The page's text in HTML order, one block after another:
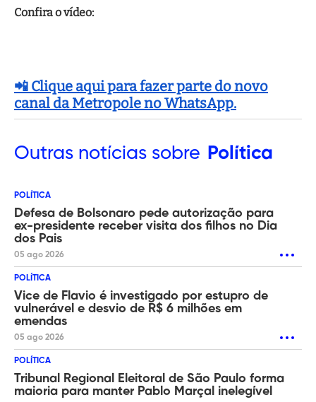
Confira o vídeo:
📲 Clique aqui para fazer parte do novo
canal da Metropole no WhatsApp.
Outras notícias sobre Política
POLÍTICA
Defesa de Bolsonaro pede autorização para
ex-presidente receber visita dos filhos no Dia
dos Pais
05 ago 2026
POLÍTICA
Vice de Flavio é investigado por estupro de
vulnerável e desvio de R$ 6 milhões em
emendas
05 ago 2026
POLÍTICA
Tribunal Regional Eleitoral de São Paulo forma
maioria para manter Pablo Marçal inelegível